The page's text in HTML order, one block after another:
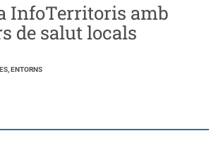
InfoTerritoris amb
de salut locals
ENTORNS